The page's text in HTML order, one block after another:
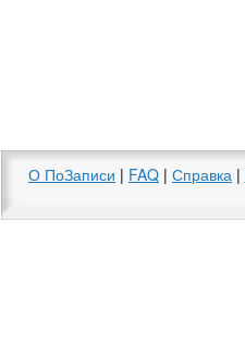
О ПоЗаписи | FAQ | Справка |